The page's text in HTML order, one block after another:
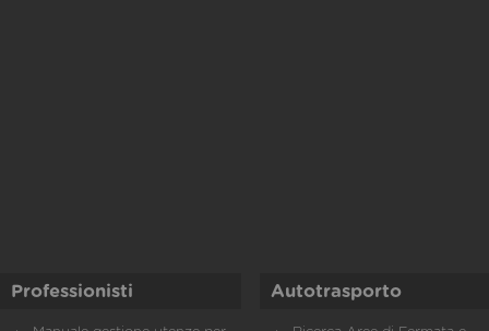
Professionisti Autotrasporto